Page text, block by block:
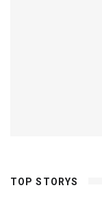
TOP STORYS